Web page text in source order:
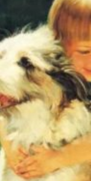
2026-07-21
2026-07-19